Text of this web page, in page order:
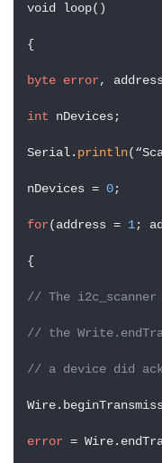
void loop()
{
byte error,
int nDevices;
Serial. println
nDevices = 0;
for(address = 1;
{
// The
// the
// a device did
error =